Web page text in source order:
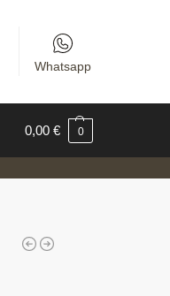
Whatsapp
0,00 € 0